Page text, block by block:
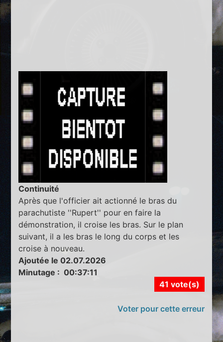
Continuité
Après que l'officier ait actionné le bras du
parachutiste ''Rupert'' pour en faire la
démonstration, il croise les bras. Sur le plan
suivant, il a les bras le long du corps et les
croise à nouveau.
Ajoutée le 02.07.2026
Minutage : 00:37:11
41 vote(s)
Voter pour cette erreur